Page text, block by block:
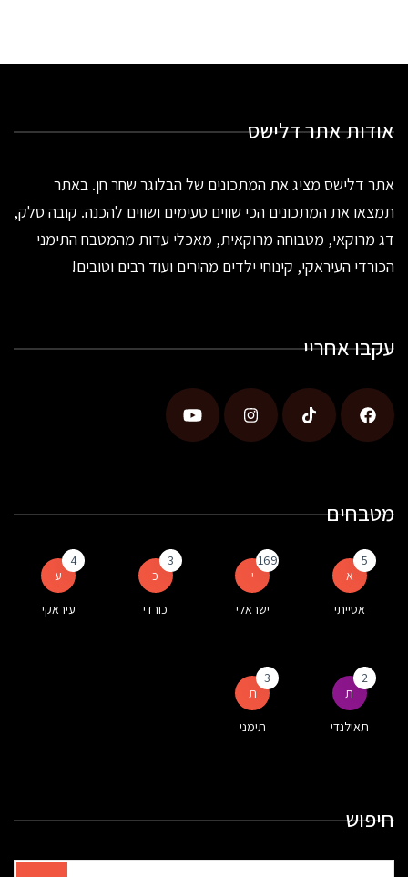
אודות אתר דלישס
אתר דלישס מציג את המתכונים של הבלוגר שחר חן. באתר
תמצאו את המתכונים הכי שווים טעימים ושווים להכנה. קובה סלק,
דג מרוקאי, מטבוחה מרוקאית, מאכלי עדות מהמטבח התימני
הכורדי העיראקי, קינוחי ילדים מהירים ועוד רבים וטובים!
עקבו אחריי
מטבחים
א
5
אסייתי
י
169
ישראלי
כ
3
כורדי
ע
4
עיראקי
ת
2
תאילנדי
ת
3
תימני
חיפוש